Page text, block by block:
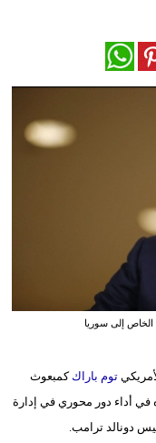
وسفر
علوم
وتكنولوجيا
الخاص إلى سوريا
توم باراك كمبعوث
أداء دور محوري في إدارة
دونالد ترامب.